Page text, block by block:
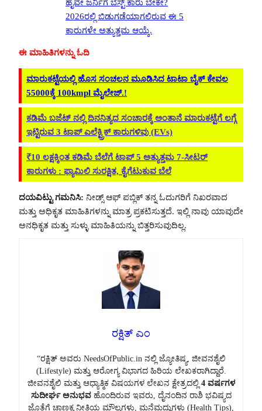
ಹೈವೇ ಜರ್ನಿಗೆ ಬೆಸ್ಟ್ ಕಾರು ಬೇಕೇ?
2026ರಲ್ಲಿ ಬಿಡುಗಡೆಯಾಗಲಿರುವ ಈ 5
ಕಾರುಗಳೇ ಅತ್ಯುತ್ತಮ ಆಯ್ಕೆ.
ಈ ಮಾಹಿತಿಗಳನ್ನು ಓದಿ
ಮಾರುಕಟ್ಟೆಯಲ್ಲಿ ಹೊಸ ಸಂಚಲನ ಮೂಡಿಸಿದ ಟಾಟಾ ಬೈಕ್ ಕೇವಲ
55000ಕ್ಕೆ 100kmpl ಮೈಲೇಜ್.!
ಕಡಿಮೆ ಬಜೆಟ್‌ ನಲ್ಲಿ ದಿನನಿತ್ಯದ ಸಂಚಾರಕ್ಕೆ ಅಂತಾನೆ ಮಾರುಕಟ್ಟೆಗೆ ಲಗ್ಗೆ
ಇಟ್ಟಿರುವ 3 ಟಾಪ್ ಎಲೆಕ್ಟ್ರಿಕ್ ಕಾರುಗಳಿವು (EVs)
₹10 ಲಕ್ಷಕ್ಕಿಂತ ಕಡಿಮೆ ಬೆಲೆಗೆ ಟಾಪ್ 5 ಅತ್ಯುತ್ತಮ 7-ಸೀಟರ್
ಕಾರುಗಳು : ಫ್ಯಾಮಿಲಿ ಸುರಕ್ಷಿತ, ಕೈಗೆಟುಕುವ ಬೆಲೆ
ದಯವಿಟ್ಟು ಗಮನಿಸಿ: ನೀಡ್ಸ್ ಆಫ್ ಪಬ್ಲಿಕ್ ತನ್ನ ಓದುಗರಿಗೆ ನಿಖರವಾದ
ಮತ್ತು ಅಧಿಕೃತ ಮಾಹಿತಿಗಳನ್ನು ಮಾತ್ರ ಪ್ರಕಟಿಸುತ್ತದೆ. ಇಲ್ಲಿ ನಾವು ಯಾವುದೇ
ಅನಧಿಕೃತ ಮತ್ತು ಸುಳ್ಳು ಮಾಹಿತಿಯನ್ನು ಬಿತ್ತರಿಸುವುದಿಲ್ಲ.
ರಕ್ಷಿತ್ ಎಂ
“ರಕ್ಷಿತ್ ಅವರು NeedsOfPublic.in ನಲ್ಲಿ ಜ್ಯೋತಿಷ್ಯ, ಜೀವನಶೈಲಿ
(Lifestyle) ಮತ್ತು ಆರೋಗ್ಯ ವಿಭಾಗದ ಹಿರಿಯ ಲೇಖಕರಾಗಿದ್ದಾರೆ.
ಜೀವನಶೈಲಿ ಮತ್ತು ಆಧ್ಯಾತ್ಮಿಕ ವಿಷಯಗಳ ಲೇಖನ ಕ್ಷೇತ್ರದಲ್ಲಿ 4 ವರ್ಷಗಳ
ಸುದೀರ್ಘ ಅನುಭವಹೊಂದಿರುವ ಇವರು, ದೈನಂದಿನ ರಾಶಿ ಭವಿಷ್ಯದ
ಜೊತೆಗೆ ಚಾಣಕ್ಯ ನೀತಿಯ ಮೌಲ್ಯಗಳು, ಮನೆಮದ್ದುಗಳು (Health Tips),